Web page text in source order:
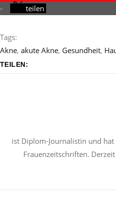
teilen
Tags:
Akne, akute Akne, Gesundheit,
TEILEN:
ist Diplom-Journalistin und
Frauenzeitschriften.